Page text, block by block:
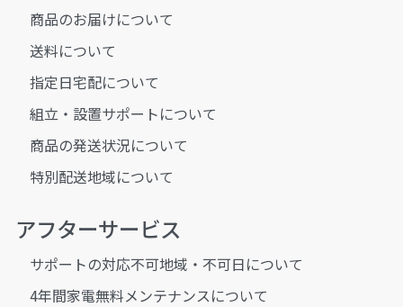
商品のお届けについて
送料について
指定日宅配について
組立・設置サポートについて
商品の発送状況について
特別配送地域について
アフターサービス
サポートの対応不可地域・不可日について
4年間家電無料メンテナンスについて